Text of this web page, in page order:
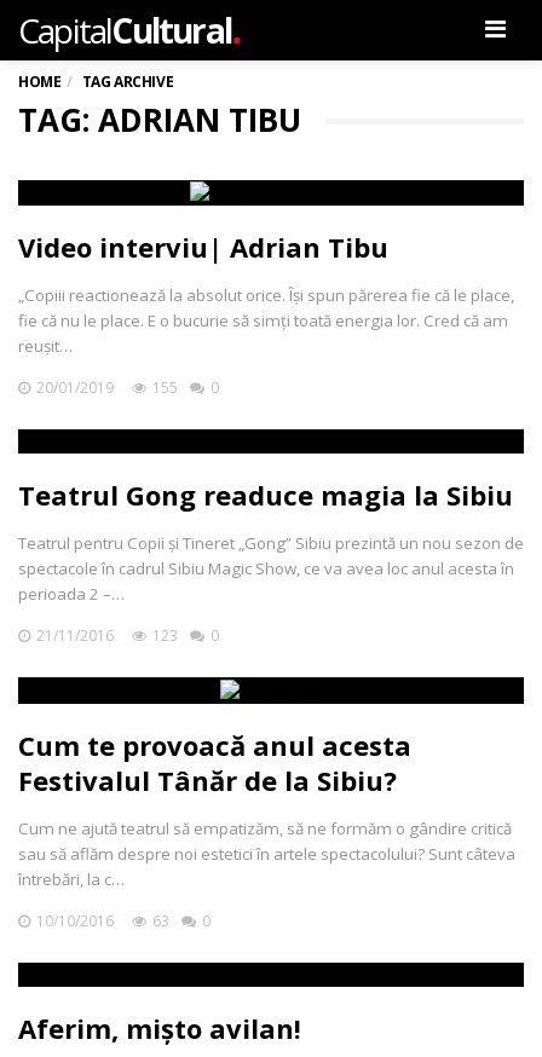
CapitalCultural.
HOME TAG ARCHIVE
TAG: ADRIAN TIBU
Video interviu| Adrian Tibu
„Copiii reactionează la absolut orice. Își spun părerea fie că le place,
fie că nu le place. E o bucurie să simți toată energia lor. Cred că am
reușit…
20/01/2019 155 0
Teatrul Gong readuce magia la Sibiu
Teatrul pentru Copii și Tineret „Gong” Sibiu prezintă un nou sezon de
spectacole în cadrul Sibiu Magic Show, ce va avea loc anul acesta în
perioada 2 –…
21/11/2016 123 0
Cum te provoacă anul acesta
Festivalul Tânăr de la Sibiu?
Cum ne ajută teatrul să empatizăm, să ne formăm o gândire critică
sau să aflăm despre noi estetici în artele spectacolului? Sunt câteva
întrebări, la c…
10/10/2016 63 0
Aferim, mișto avilan!